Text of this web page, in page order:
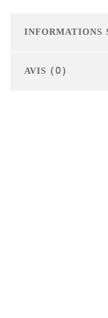
INFORMATIONS
AVIS (0)